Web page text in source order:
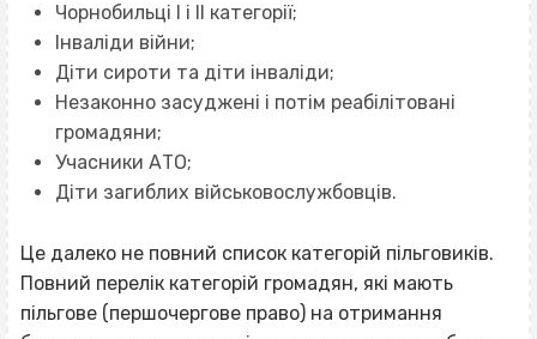
Чорнобильці І і ІІ категорії;
Інваліди війни;
Діти сироти та діти інваліди;
Незаконно засуджені і потім реабілітовані
громадяни;
Учасники АТО;
Діти загиблих військовослужбовців.
Це далеко не повний список категорій пільговиків.
Повний перелік категорій громадян, які мають
пільгове (першочергове право) на отримання